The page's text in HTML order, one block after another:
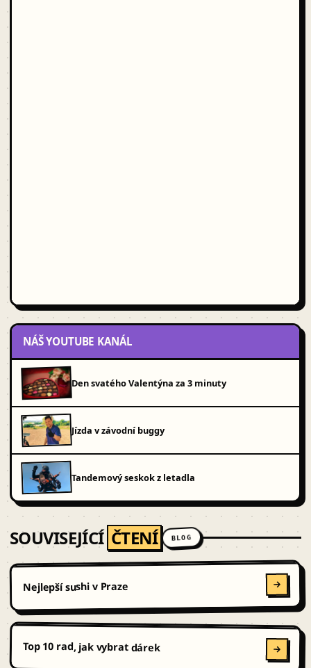
NÁŠ YOUTUBE KANÁL
Den svatého Valentýna za 3 minuty
Jízda v závodní buggy
Tandemový seskok z letadla
SOUVISEJÍCÍ ČTENÍ BLOG
Nejlepší sushi v Praze
Top 10 rad, jak vybrat dárek